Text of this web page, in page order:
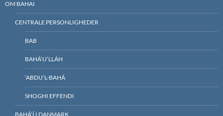
OM BAHAI
CENTRALE PERSONLIGHEDER
BAB
BAHÁ’U’LLÁH
‘ABDU’L-BAHÁ
SHOGHI EFFENDI
BAHÁ’Í I DANMARK